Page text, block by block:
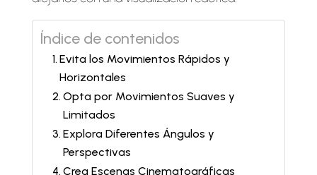
Índice de contenidos
Evita los Movimientos Rápidos y
Horizontales
Opta por Movimientos Suaves y
Limitados
Explora Diferentes Ángulos y
Perspectivas
Crea Escenas Cinematográficas